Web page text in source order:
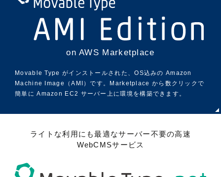
on AWS Marketplace
Movable Type がインストールされた、OS込みの Amazon
Machine Image（AMI）です。Marketplace から数クリックで
簡単に Amazon EC2 サーバー上に環境を構築できます。
ライトな利用にも最適なサーバー不要の高速
WebCMSサービス